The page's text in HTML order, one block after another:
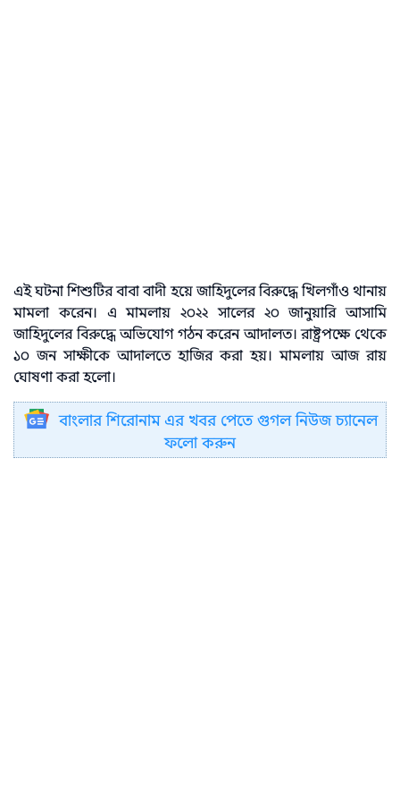
এই ঘটনা শিশুটির বাবা বাদী হয়ে জাহিদুলের বিরুদ্ধে খিলগাঁও থানায়
মামলা করেন। এ মামলায় ২০২২ সালের ২০ জানুয়ারি আসামি
জাহিদুলের বিরুদ্ধে অভিযোগ গঠন করেন আদালত। রাষ্ট্রপক্ষে থেকে
১০ জন সাক্ষীকে আদালতে হাজির করা হয়। মামলায় আজ রায়
ঘোষণা করা হলো।
বাংলার শিরোনাম এর খবর পেতে গুগল নিউজ চ্যানেল
ফলো করুন